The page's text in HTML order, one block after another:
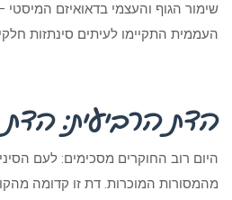
שימור הגוף והעצמי בדאואיזם
העממית התקיימו לעיתים סינתזות
הדת הרביעית: הדת
היום רוב החוקרים מסכימים: לעם
מהמסורות המוכרות. דת זו קדומה